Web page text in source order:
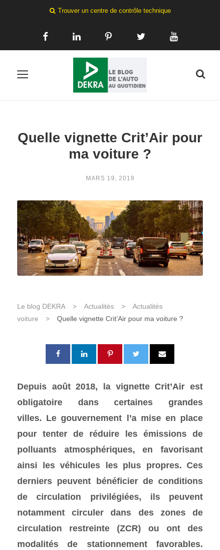
Trouver un centre de contrôle technique
Quelle vignette Crit’Air pour
ma voiture ?
MARS 19, 2019
Le blog DEKRA > Actualités >
Actualités
voiture
> Quelle vignette Crit’Air pour ma voiture ?
Depuis août 2018, la vignette Crit’Air est
obligatoire dans certaines grandes
villes. Le gouvernement l’a mise en place
pour tenter de réduire les émissions de
polluants atmosphériques, en favorisant
ainsi les véhicules les plus propres. Ces
derniers peuvent bénéficier de conditions
de circulation privilégiées, ils peuvent
notamment circuler dans des zones de
circulation restreinte (ZCR) ou ont des
modalités de stationnement favorables.